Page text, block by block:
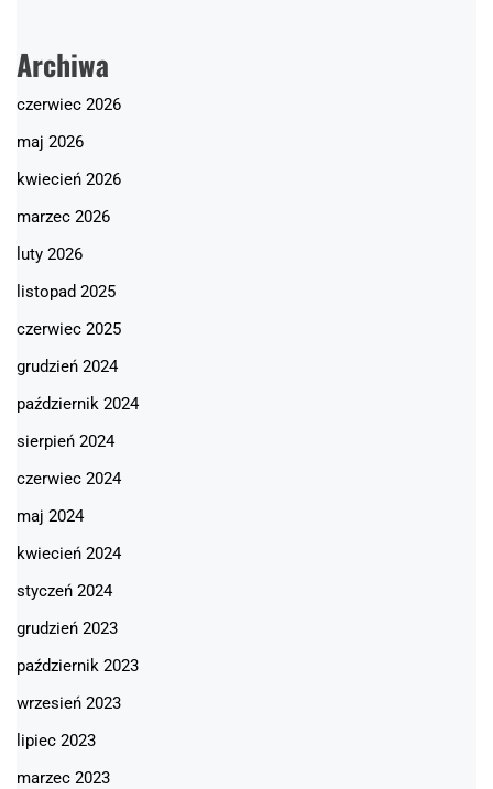
Archiwa
czerwiec 2026
maj 2026
kwiecień 2026
marzec 2026
luty 2026
listopad 2025
czerwiec 2025
grudzień 2024
październik 2024
sierpień 2024
czerwiec 2024
maj 2024
kwiecień 2024
styczeń 2024
grudzień 2023
październik 2023
wrzesień 2023
lipiec 2023
marzec 2023